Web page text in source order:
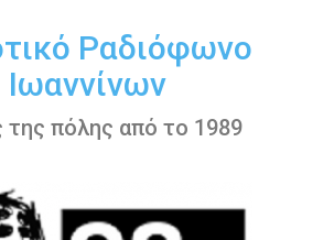
Ραδιόφωνο
Ιωαννίνων
της πόλης από το 1989